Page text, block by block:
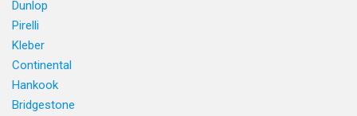
Dunlop
Pirelli
Kleber
Continental
Hankook
Bridgestone